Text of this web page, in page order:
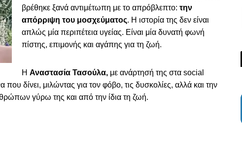
βρέθηκε ξανά αντιμέτωπη με το απρόβλεπτο: την
απόρριψη του μοσχεύματος. Η ιστορία της δεν είναι
απλώς μία περιπέτεια υγείας. Είναι μία δυνατή φωνή
πίστης, επιμονής και αγάπης για τη ζωή.
Η Αναστασία Τασούλα, με ανάρτησή της στα social
που δίνει, μιλώντας για τον φόβο, τις δυσκολίες, αλλά και την
γύρω της και από την ίδια τη ζωή.